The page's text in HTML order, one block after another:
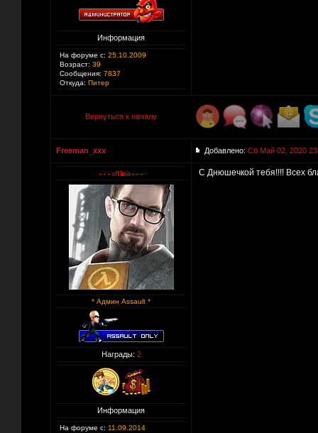
Информация
На форуме с: 25.10.2009
Возраст: 39
Сообщения: 7837
Откуда: Питер
Вернуться к началу
Freeman_xxx Добавлено: Сб Май 02, 2020
* Админ Assault *
Награды: 2
Информация
На форуме с: 11.09.2014
С Днюшечкой тебя!!!! Всех